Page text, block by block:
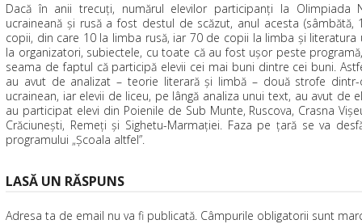
Dacă în anii trecuţi, numărul elevilor participanţi la Olimpiada
ucraineană şi rusă a fost destul de scăzut, anul acesta
copii, din care 10 la limba rusă, iar 70 de copii la limba şi
la organizatori, subiectele, cu toate că au fost uşor peste
seama de faptul că participă elevii cei mai buni dintre cei buni.
au avut de analizat – teorie literară şi limbă – două strofe
ucrainean, iar elevii de liceu, pe lângă analiza unui text, au avut de
au participat elevi din Poienile de Sub Munte, Ruscova, Crasna
Crăciuneşti, Remeţi şi Sighetu-Marmaţiei. Faza pe ţară se va
programului „Şcoala altfel”.
LASĂ UN RĂSPUNS
Adresa ta de email nu va fi publicată. Câmpurile obligatorii sunt